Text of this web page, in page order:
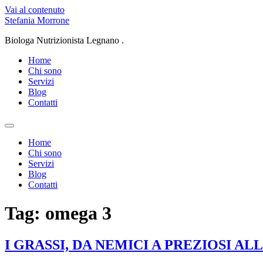
Vai al contenuto
Stefania Morrone
Biologa Nutrizionista Legnano .
Home
Chi sono
Servizi
Blog
Contatti
Home
Chi sono
Servizi
Blog
Contatti
Tag: omega 3
I GRASSI, DA NEMICI A PREZIOSI